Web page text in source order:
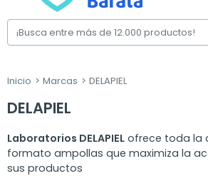
Inicio Marcas DELAPIEL
DELAPIEL
Laboratorios DELAPIEL ofrece toda la
formato ampollas que maximiza la
sus productos